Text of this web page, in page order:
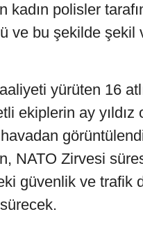
kadın polisler
ve bu şekilde şekil
yürüten 16
ekiplerin ay yıldız
NATO Zirvesi
güvenlik ve trafik